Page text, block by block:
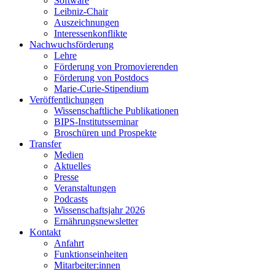
Leibniz-Chair
Auszeichnungen
Interessenkonflikte
Nachwuchsförderung
Lehre
Förderung von Promovierenden
Förderung von Postdocs
Marie-Curie-Stipendium
Veröffentlichungen
Wissenschaftliche Publikationen
BIPS-Institutsseminar
Broschüren und Prospekte
Transfer
Medien
Aktuelles
Presse
Veranstaltungen
Podcasts
Wissenschaftsjahr 2026
Ernährungsnewsletter
Kontakt
Anfahrt
Funktionseinheiten
Mitarbeiter:innen